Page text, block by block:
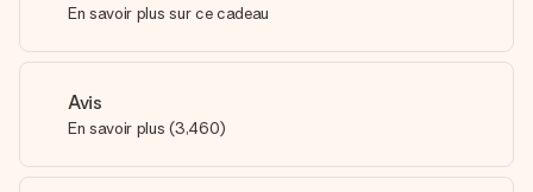
En savoir plus sur ce cadeau
Avis
En savoir plus (3,460)